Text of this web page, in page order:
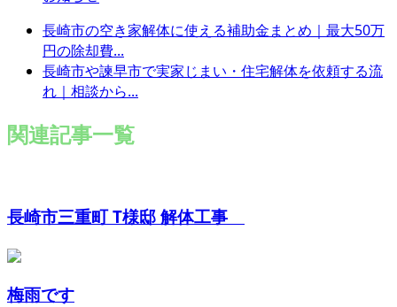
長崎市の空き家解体に使える補助金まとめ｜最大50万
円の除却費...
長崎市や諫早市で実家じまい・住宅解体を依頼する流
れ｜相談から...
関連記事一覧
長崎市三重町 T様邸 解体工事
梅雨です